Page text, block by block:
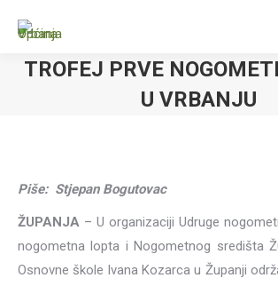
TROFEJ PRVE
U VRBANJU
Piše: Stjepan Bogutovac
ŽUPANJA – U organizaciji Udruge
nogometna lopta i Nogometnog središta
Osnovne škole Ivana Kozarca u Županji